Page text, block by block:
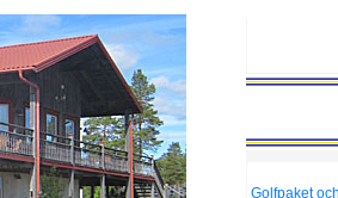
Golfpaket